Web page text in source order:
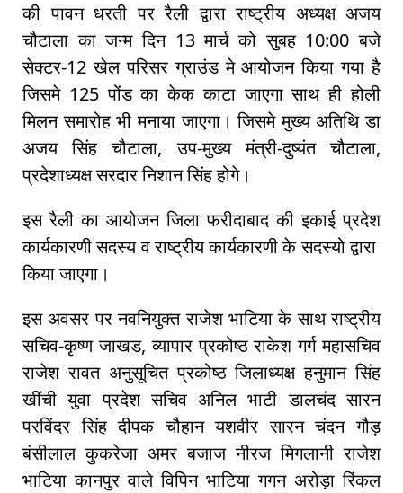
की पावन धरती पर रैली द्वारा राष्ट्रीय अध्यक्ष अजय
चौटाला का जन्म दिन 13 मार्च को सुबह 10:00 बजे
सेक्टर-12 खेल परिसर ग्राउंड मे आयोजन किया गया है
जिसमे 125 पोंड का केक काटा जाएगा साथ ही होली
मिलन समारोह भी मनाया जाएगा। जिसमे मुख्य अतिथि डा
अजय सिंह चौटाला, उप-मुख्य मंत्री-दुष्यंत चौटाला,
प्रदेशाध्यक्ष सरदार निशान सिंह होगे।
इस रैली का आयोजन जिला फरीदाबाद की इकाई प्रदेश
कार्यकारणी सदस्य व राष्ट्रीय कार्यकारणी के सदस्यो द्वारा
किया जाएगा।
इस अवसर पर नवनियुक्त राजेश भाटिया के साथ राष्ट्रीय
सचिव-कृष्ण जाखड, व्यापार प्रकोष्ठ राकेश गर्ग महासचिव
राजेश रावत अनुसूचित प्रकोष्ठ जिलाध्यक्ष हनुमान सिंह
खींची युवा प्रदेश सचिव अनिल भाटी डालचंद सारन
परविंदर सिंह दीपक चौहान यशवीर सारन चंदन गौड़
बंसीलाल कुकरेजा अमर बजाज नीरज मिगलानी राजेश
भाटिया कानपुर वाले विपिन भाटिया गगन अरोड़ा रिंकल